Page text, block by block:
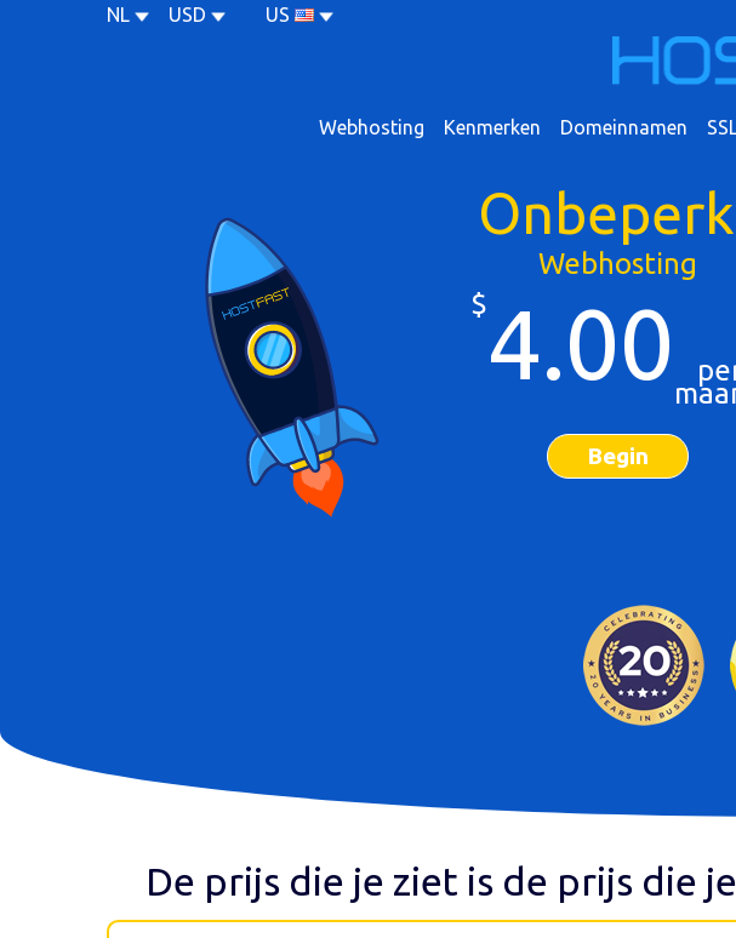
NL USD US
Webhosting Kenmerken Domeinnamen
Webhosting
$4.00
Begin
De prijs die je ziet is de prijs die